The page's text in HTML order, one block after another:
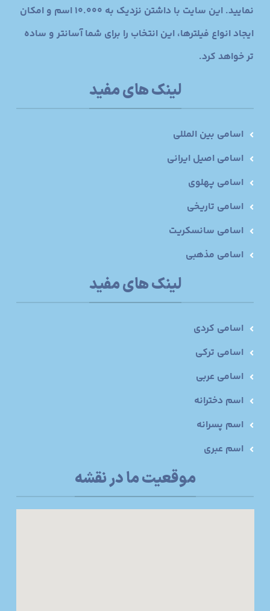
نمایید. این سایت با داشتن نزدیک به 10.000 اسم و امکان
ایجاد انواع فیلترها، این انتخاب را برای شما آسانتر و ساده
تر خواهد کرد.
لینک های مفید
اسامی بین المللی
اسامی اصیل ایرانی
اسامی پهلوی
اسامی تاریخی
اسامی سانسکریت
اسامی مذهبی
لینک های مفید
اسامی کردی
اسامی ترکی
اسامی عربی
اسم دخترانه
اسم پسرانه
اسم عبری
موقعیت ما در نقشه